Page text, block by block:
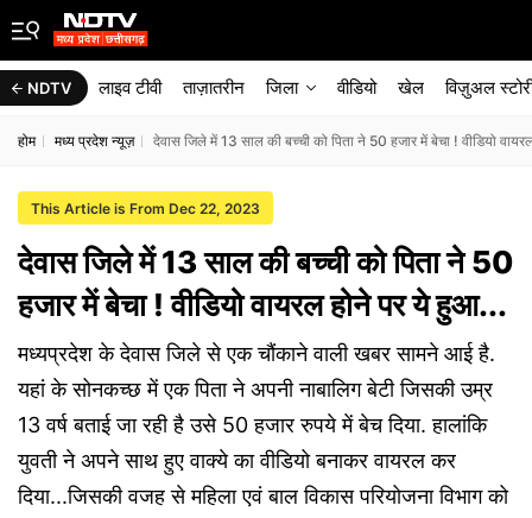
NDTV लाइव टीवी ताज़ातरीन जिला वीडियो खेल विज़ुअल
होम मध्य प्रदेश न्यूज़ देवास जिले में 13 साल की बच्ची को पिता ने 50 हजार में बेचा ! वीडियो
This Article is From Dec 22, 2023
देवास जिले में 13 साल की बच्ची को पिता ने 50
हजार में बेचा ! वीडियो वायरल होने पर ये हुआ...
मध्यप्रदेश के देवास जिले से एक चौंकाने वाली खबर सामने आई है.
यहां के सोनकच्छ में एक पिता ने अपनी नाबालिग बेटी जिसकी उम्र
13 वर्ष बताई जा रही है उसे 50 हजार रुपये में बेच दिया. हालांकि
युवती ने अपने साथ हुए वाक्ये का वीडियो बनाकर वायरल कर
दिया...जिसकी वजह से महिला एवं बाल विकास परियोजना विभाग को